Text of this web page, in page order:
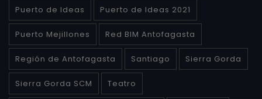
Puerto de Ideas Puerto de Ideas 2021
Puerto Mejillones Red BIM Antofagasta
Región de Antofagasta Santiago Sierra Gorda
Sierra Gorda SCM Teatro